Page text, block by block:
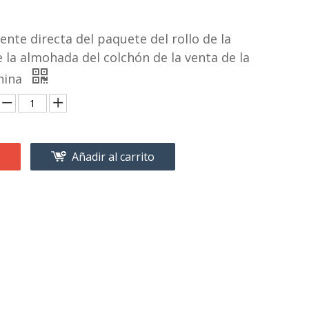
directa del paquete del rollo de la
la almohada del colchón de la venta de la
Añadir al carrito